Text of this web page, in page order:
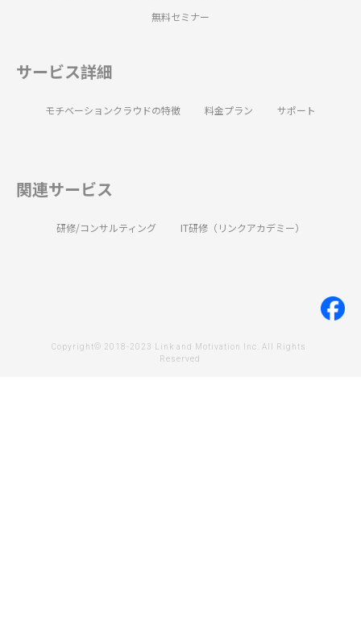
無料セミナー
サービス詳細
モチベーションクラウドの特徴 料金プラン サポート
関連サービス
研修/コンサルティング IT研修（リンクアカデミー）
Copyright© 2018-2023 Link and Motivation Inc. All Rights
Reserved